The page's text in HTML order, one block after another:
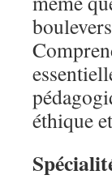
éthique